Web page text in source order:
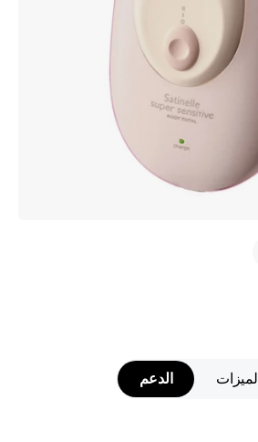
الميزات الدعم